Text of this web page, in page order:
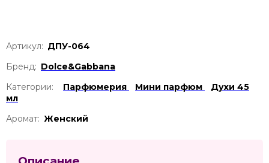
Артикул: ДПУ-064
Бренд: Dolce&Gabbana
Категории:
Парфюмерия Мини парфюм
Духи 45
мл
Аромат: Женский